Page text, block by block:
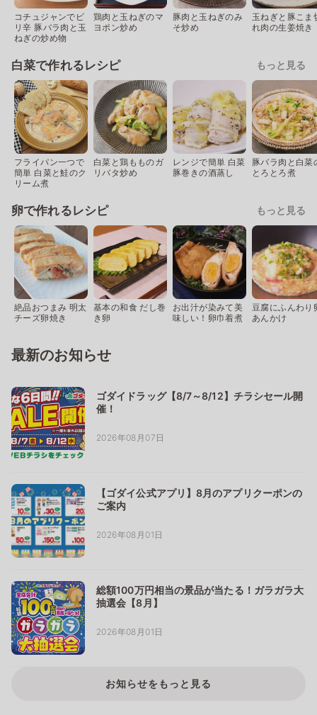
コチュジャンでピ
リ辛 豚バラ肉と玉
ねぎの炒め物
鶏肉と玉ねぎのマ
ヨポン炒め
豚肉と玉ねぎのみ
そ炒め
玉ねぎと豚こま
れ肉の生姜焼き
白菜で作れるレシピ もっと見る
フライパン一つで
簡単 白菜と鮭のク
リーム煮
白菜と鶏もものガ
リバタ炒め
レンジで簡単 白菜
豚巻きの酒蒸し
豚バラ肉と白菜
とろとろ煮
卵で作れるレシピ もっと見る
絶品おつまみ 明太
チーズ卵焼き
基本の和食 だし巻
き卵
お出汁が染みて美
味しい！卵巾着煮
豆腐にふんわり
あんかけ
最新のお知らせ
ゴダイドラッグ【8/7～8/12】チラシセール開
催！
2026年08月07日
【ゴダイ公式アプリ】8月のアプリクーポンの
ご案内
2026年08月01日
総額100万円相当の景品が当たる！ガラガラ大
抽選会【8月】
2026年08月01日
お知らせをもっと見る